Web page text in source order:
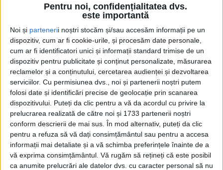
Pentru noi, confidențialitatea dvs.
este importantă
Noi și partenerii noștri stocăm și/sau accesăm informații pe un
dispozitiv, cum ar fi cookie-urile, și procesăm date personale,
cum ar fi identificatori unici și informații standard trimise de un
dispozitiv pentru publicitate și conținut personalizate, măsurarea
reclamelor și a conținutului, cercetarea audienței și dezvoltarea
serviciilor. Cu permisiunea dvs., noi și partenerii noștri putem
folosi date și identificări precise de geolocație prin scanarea
dispozitivului. Puteți da clic pentru a vă da acordul cu privire la
prelucrarea realizată de către noi și 1733 partenerii noștri
conform descrierii de mai sus. În mod alternativ, puteți da clic
pentru a refuza să vă dați consimțământul sau pentru a accesa
informații mai detaliate și a vă schimba preferințele înainte de a
vă exprima consimțământul. Vă rugăm să rețineți că este posibil
ca anumite prelucrări ale datelor dvs. cu caracter personal să nu
ŞTIRILE JUDEŢULUI CARAŞ-SEVERIN
Marele Gică Popescu, sprijin cu bani și
echipamente sportive pentru școlile din
Grădinari și Socol
27 MAI 2025, 04:39 PM 3 MINUTE DE CITIRE